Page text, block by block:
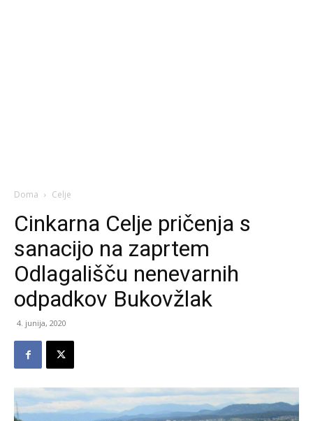
Doma Celje
Cinkarna Celje pričenja s
sanacijo na zaprtem
Odlagališču nenevarnih
odpadkov Bukovžlak
4. junija, 2020